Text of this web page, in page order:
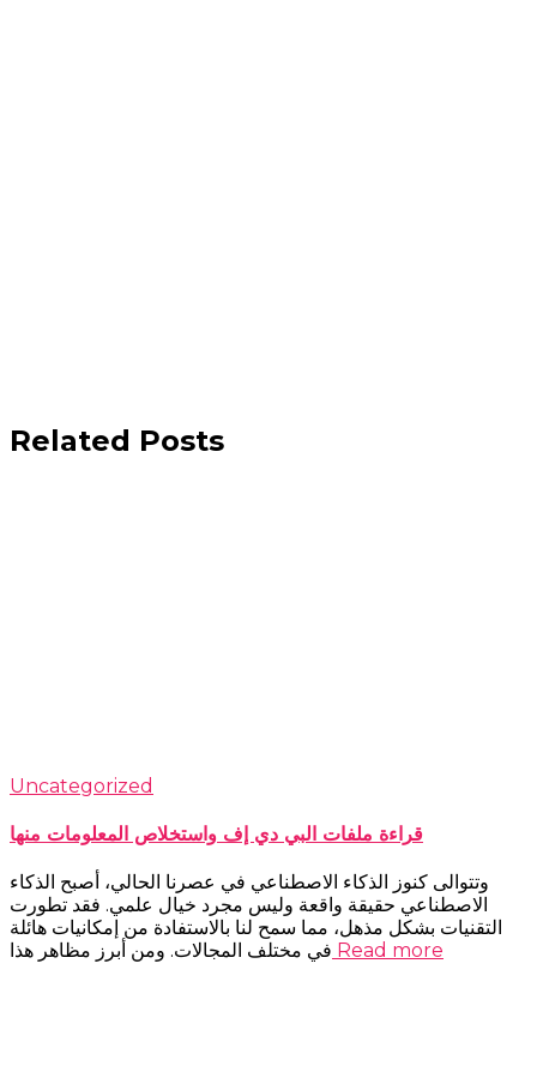
Related Posts
Uncategorized
قراءة ملفات البي دي إف واستخلاص المعلومات منها
وتتوالى كنوز الذكاء الاصطناعي في عصرنا الحالي، أصبح الذكاء
الاصطناعي حقيقة واقعة وليس مجرد خيال علمي. فقد تطورت
التقنيات بشكل مذهل، مما سمح لنا بالاستفادة من إمكانيات هائلة
في مختلف المجالات. ومن أبرز مظاهر هذا Read more